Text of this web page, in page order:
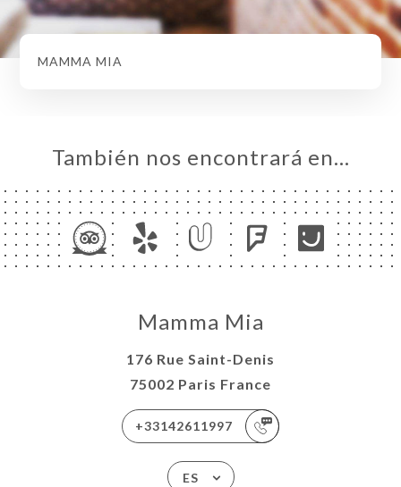
MAMMA MIA
También nos encontrará en…
Mamma Mia
176 Rue Saint-Denis
75002 Paris France
+33142611997
ES